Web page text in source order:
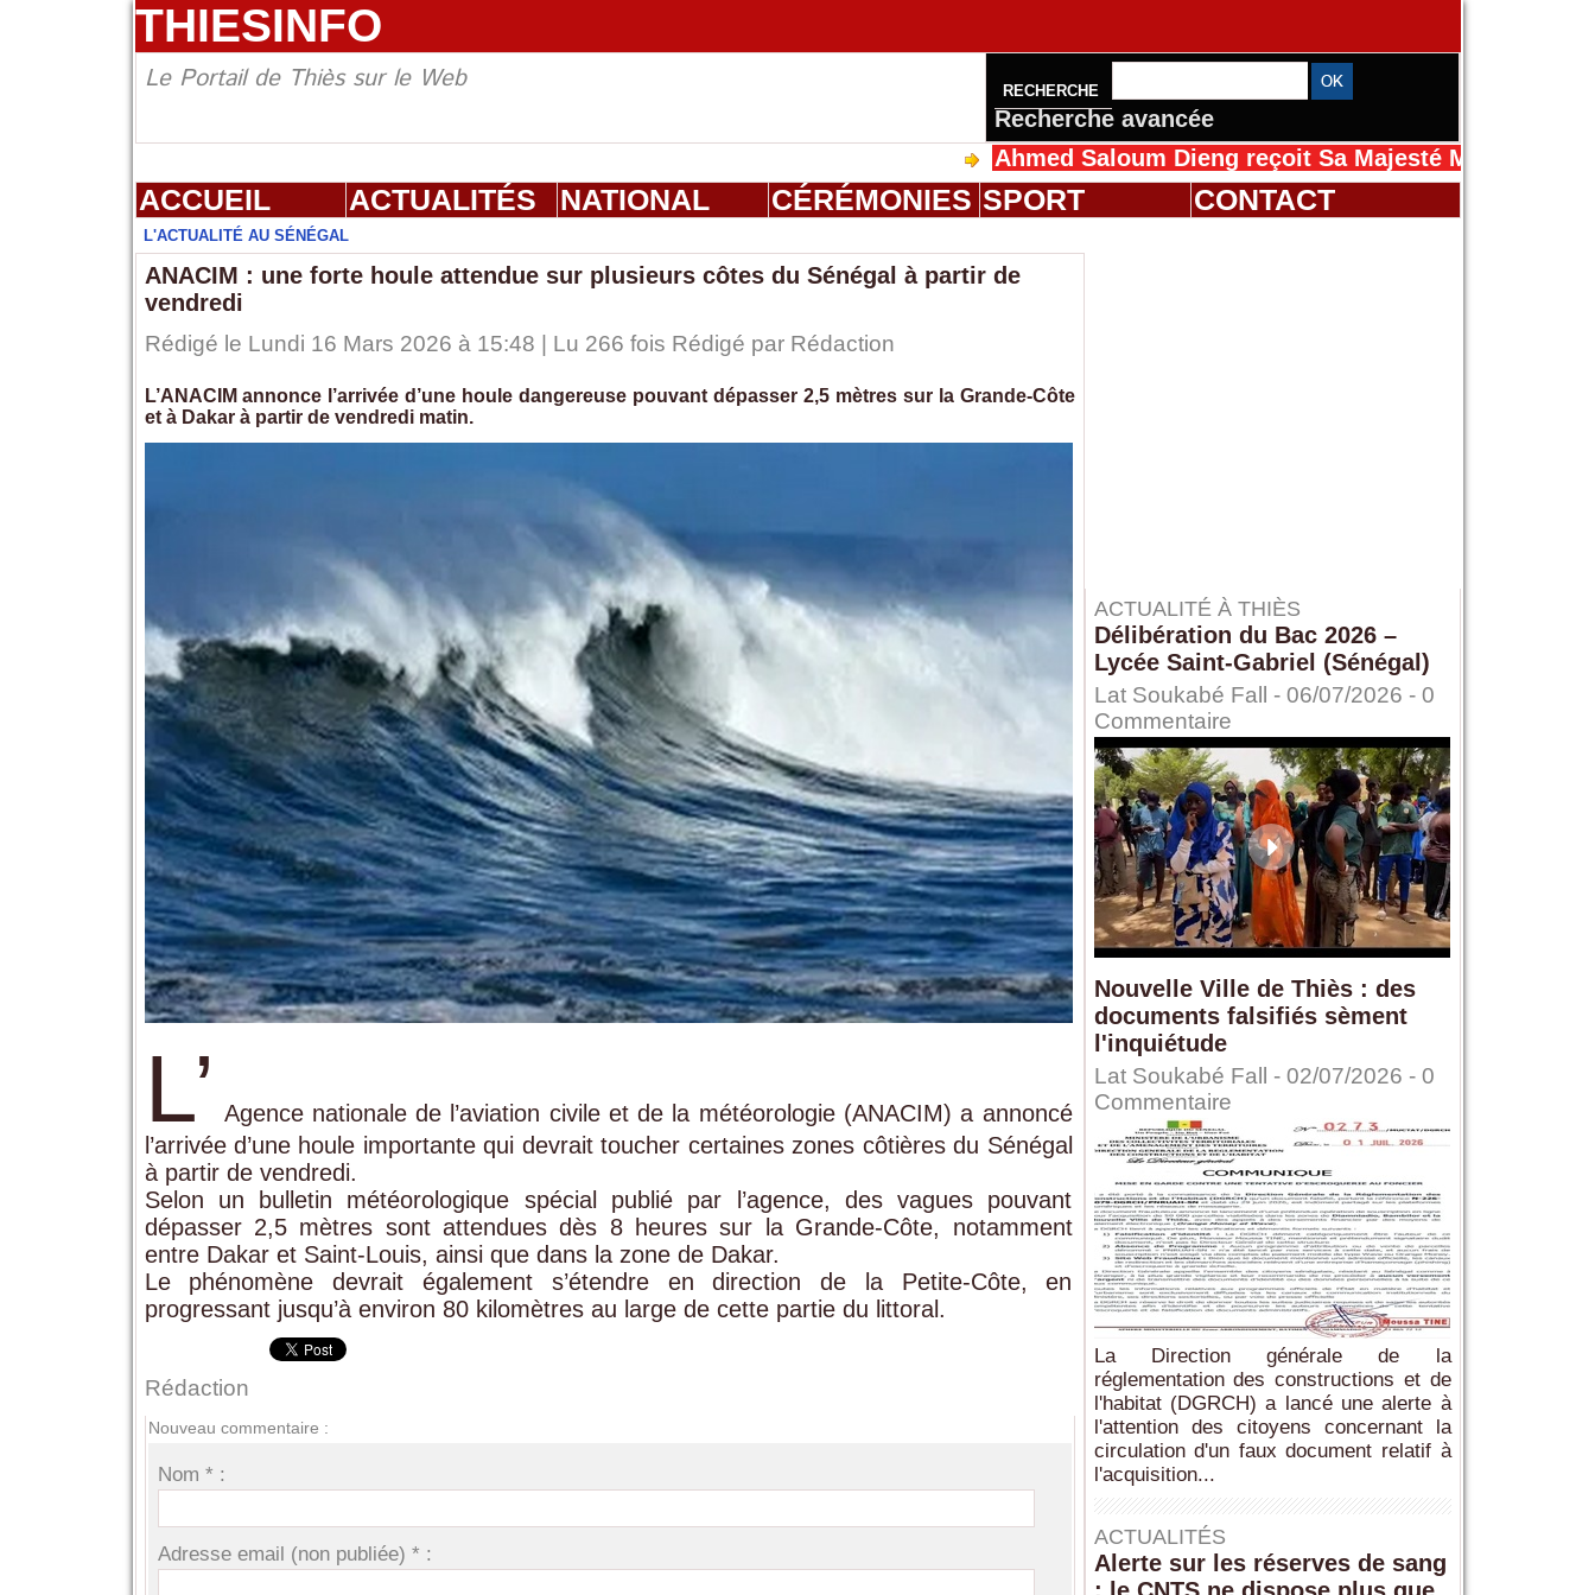
THIESINFO
Le Portail de Thiès sur le Web RECHERCHE
Recherche avancée
Ahmed Saloum Dieng reçoit Sa Majesté Mansah Cissé au
ACCUEIL ACTUALITÉS NATIONAL CÉRÉMONIES SPORT CONTACT
L'ACTUALITÉ AU SÉNÉGAL
ANACIM : une forte houle attendue sur plusieurs côtes du Sénégal à partir de
vendredi
Rédigé le Lundi 16 Mars 2026 à 15:48 | Lu 266 fois Rédigé par Rédaction
L’ANACIM annonce l’arrivée d’une houle dangereuse pouvant dépasser 2,5 mètres sur la Grande-Côte
et à Dakar à partir de vendredi matin.
L’ Agence nationale de l’aviation civile et de la météorologie (ANACIM) a annoncé
l’arrivée d’une houle importante qui devrait toucher certaines zones côtières du Sénégal
à partir de vendredi.
Selon un bulletin météorologique spécial publié par l’agence, des vagues pouvant
dépasser 2,5 mètres sont attendues dès 8 heures sur la Grande-Côte, notamment
entre Dakar et Saint-Louis, ainsi que dans la zone de Dakar.
Le phénomène devrait également s’étendre en direction de la Petite-Côte, en
progressant jusqu’à environ 80 kilomètres au large de cette partie du littoral.
Rédaction
Nouveau commentaire :
Nom * :
Adresse email (non publiée) * :
ACTUALITÉ À THIÈS
Délibération du Bac 2026 –
Lycée Saint-Gabriel (Sénégal)
Lat Soukabé Fall - 06/07/2026 - 0
Commentaire
Nouvelle Ville de Thiès : des
documents falsifiés sèment
l'inquiétude
Lat Soukabé Fall - 02/07/2026 - 0
Commentaire
La Direction générale de la
réglementation des constructions et de
l'habitat (DGRCH) a lancé une alerte à
l'attention des citoyens concernant la
circulation d'un faux document relatif à
l'acquisition...
ACTUALITÉS
Alerte sur les réserves de sang